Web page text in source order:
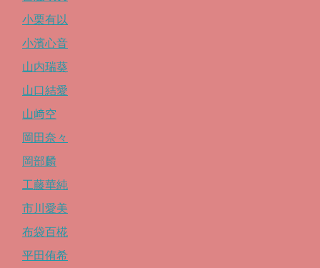
小栗有以
小濱心音
山内瑞葵
山口結愛
山﨑空
岡田奈々
岡部麟
工藤華純
市川愛美
布袋百椛
平田侑希